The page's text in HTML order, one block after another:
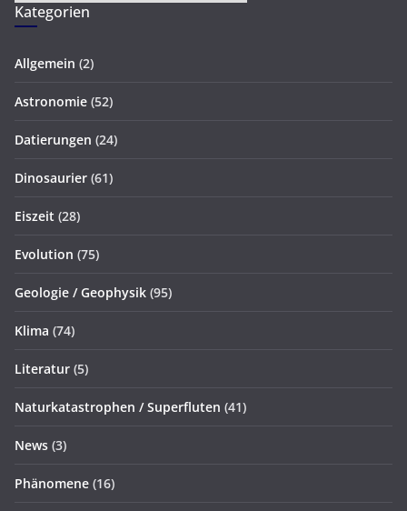
Kategorien
Allgemein (2)
Astronomie (52)
Datierungen (24)
Dinosaurier (61)
Eiszeit (28)
Evolution (75)
Geologie / Geophysik (95)
Klima (74)
Literatur (5)
Naturkatastrophen / Superfluten (41)
News (3)
Phänomene (16)